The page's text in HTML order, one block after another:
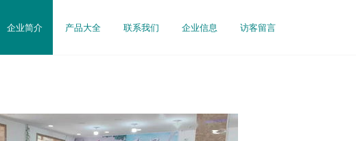
企业简介 产品大全 联系我们 企业信息 访客留言